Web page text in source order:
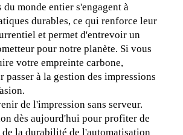
du monde entier s'engagent à
durables, ce qui renforce leur
et permet d'entrevoir un
pour notre planète. Si vous
votre empreinte carbone,
passer à la gestion des impressions
dès aujourd'hui pour profiter de
la durabilité de l'automatisation